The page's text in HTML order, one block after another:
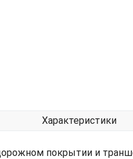
Характеристики
покрытии и